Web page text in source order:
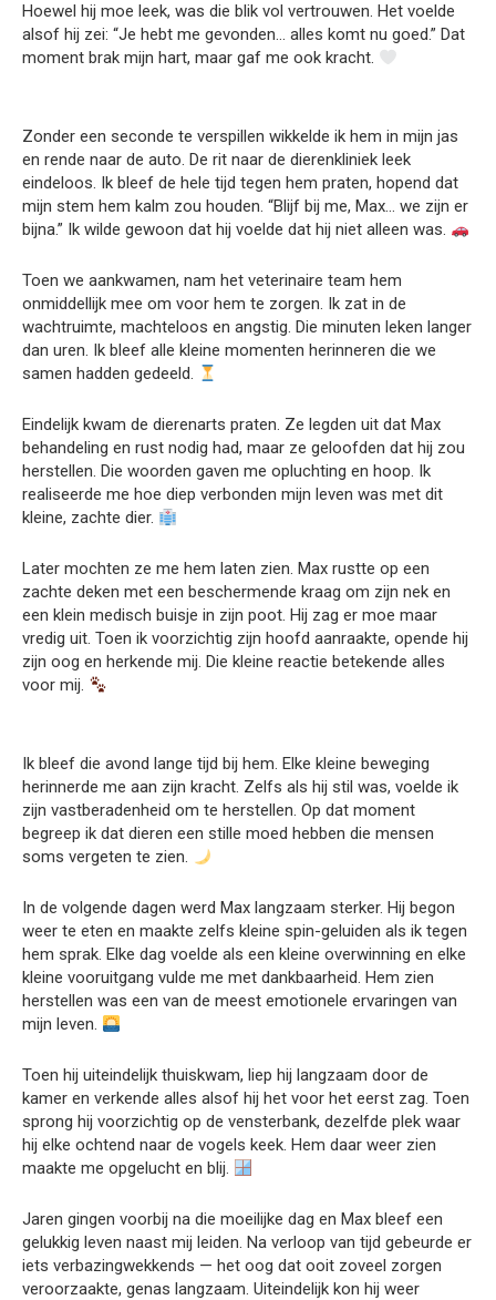
Hoewel hij moe leek, was die blik vol vertrouwen. Het voelde
alsof hij zei: “Je hebt me gevonden… alles komt nu goed.” Dat
moment brak mijn hart, maar gaf me ook kracht.
Zonder een seconde te verspillen wikkelde ik hem in mijn jas
en rende naar de auto. De rit naar de dierenkliniek leek
eindeloos. Ik bleef de hele tijd tegen hem praten, hopend dat
mijn stem hem kalm zou houden. “Blijf bij me, Max… we zijn er
bijna.” Ik wilde gewoon dat hij voelde dat hij niet alleen was.
Toen we aankwamen, nam het veterinaire team hem
onmiddellijk mee om voor hem te zorgen. Ik zat in de
wachtruimte, machteloos en angstig. Die minuten leken langer
dan uren. Ik bleef alle kleine momenten herinneren die we
samen hadden gedeeld.
Eindelijk kwam de dierenarts praten. Ze legden uit dat Max
behandeling en rust nodig had, maar ze geloofden dat hij zou
herstellen. Die woorden gaven me opluchting en hoop. Ik
realiseerde me hoe diep verbonden mijn leven was met dit
kleine, zachte dier.
Later mochten ze me hem laten zien. Max rustte op een
zachte deken met een beschermende kraag om zijn nek en
een klein medisch buisje in zijn poot. Hij zag er moe maar
vredig uit. Toen ik voorzichtig zijn hoofd aanraakte, opende hij
zijn oog en herkende mij. Die kleine reactie betekende alles
voor mij.
Ik bleef die avond lange tijd bij hem. Elke kleine beweging
herinnerde me aan zijn kracht. Zelfs als hij stil was, voelde ik
zijn vastberadenheid om te herstellen. Op dat moment
begreep ik dat dieren een stille moed hebben die mensen
soms vergeten te zien.
In de volgende dagen werd Max langzaam sterker. Hij begon
weer te eten en maakte zelfs kleine spin-geluiden als ik tegen
hem sprak. Elke dag voelde als een kleine overwinning en elke
kleine vooruitgang vulde me met dankbaarheid. Hem zien
herstellen was een van de meest emotionele ervaringen van
mijn leven.
Toen hij uiteindelijk thuiskwam, liep hij langzaam door de
kamer en verkende alles alsof hij het voor het eerst zag. Toen
sprong hij voorzichtig op de vensterbank, dezelfde plek waar
hij elke ochtend naar de vogels keek. Hem daar weer zien
maakte me opgelucht en blij.
Jaren gingen voorbij na die moeilijke dag en Max bleef een
gelukkig leven naast mij leiden. Na verloop van tijd gebeurde er
iets verbazingwekkends — het oog dat ooit zoveel zorgen
veroorzaakte, genas langzaam. Uiteindelijk kon hij weer